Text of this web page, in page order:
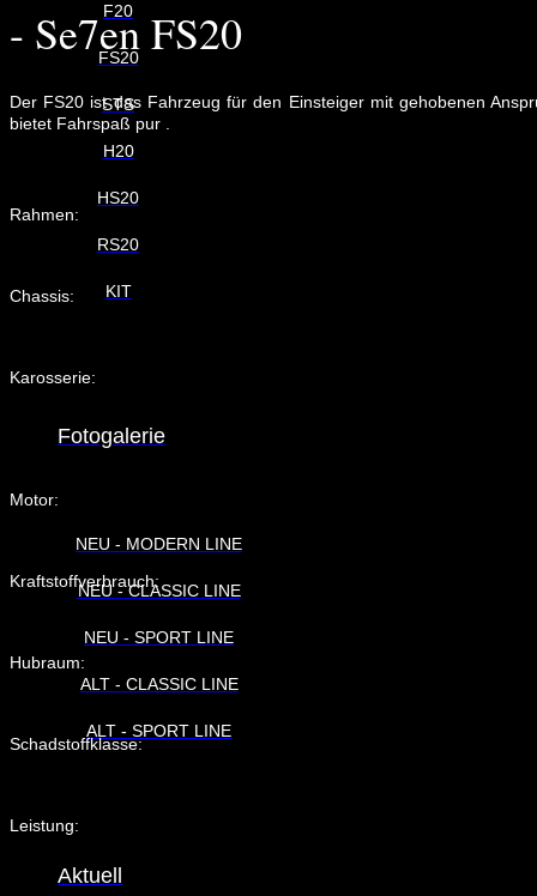
F20
FS20
STS
H20
HS20
RS20
KIT
Fotogalerie
NEU - MODERN LINE
NEU - CLASSIC LINE
NEU - SPORT LINE
ALT - CLASSIC LINE
ALT - SPORT LINE
Aktuell
- Se7en FS20
Der FS20 ist das Fahrzeug für den Einsteiger mit gehobenen
bietet Fahrspaß pur .
Rahmen:
Chassis:
Karosserie:
Motor:
Kraftstoffverbrauch:
Hubraum:
Schadstoffklasse:
Leistung: